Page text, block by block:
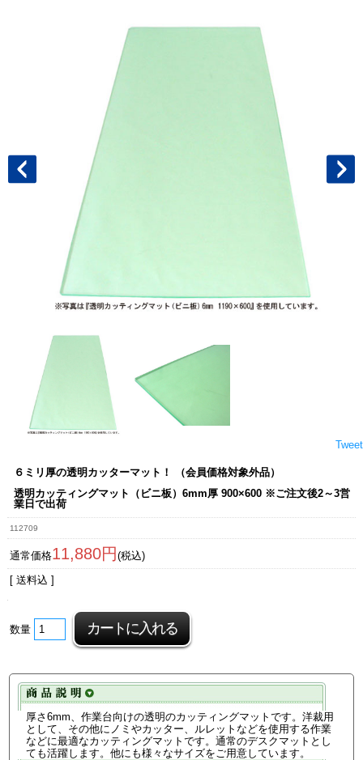
Tweet
６ミリ厚の透明カッターマット！ （会員価格対象外品）
透明カッティングマット（ビニ板）6mm厚 900×600 ※ご注文後2～3営
業日で出荷
112709
通常価格11,880円 (税込)
[ 送料込 ]
数量
厚さ6mm、作業台向けの透明のカッティングマットです。洋裁用
として、その他にノミやカッター、ルレットなどを使用する作業
などに最適なカッティングマットです。通常のデスクマットとし
ても活躍します。他にも様々なサイズをご用意しています。